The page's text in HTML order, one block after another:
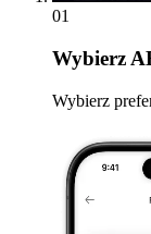
01
Wybierz
Wybierz